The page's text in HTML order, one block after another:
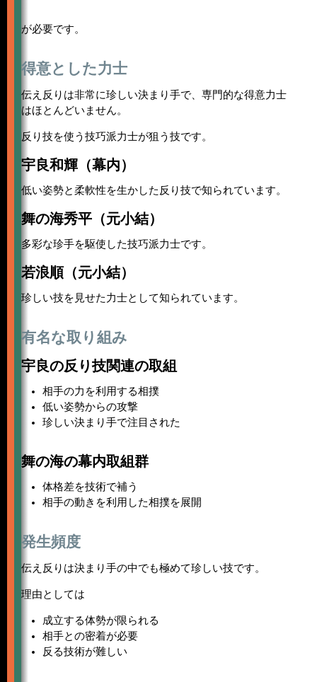
が必要です。
得意とした力士
伝え反りは非常に珍しい決まり手で、専門的な得意力士
はほとんどいません。
反り技を使う技巧派力士が狙う技です。
宇良和輝（幕内）
低い姿勢と柔軟性を生かした反り技で知られています。
舞の海秀平（元小結）
多彩な珍手を駆使した技巧派力士です。
若浪順（元小結）
珍しい技を見せた力士として知られています。
有名な取り組み
宇良の反り技関連の取組
相手の力を利用する相撲
低い姿勢からの攻撃
珍しい決まり手で注目された
舞の海の幕内取組群
体格差を技術で補う
相手の動きを利用した相撲を展開
発生頻度
伝え反りは決まり手の中でも極めて珍しい技です。
理由としては
成立する体勢が限られる
相手との密着が必要
反る技術が難しい